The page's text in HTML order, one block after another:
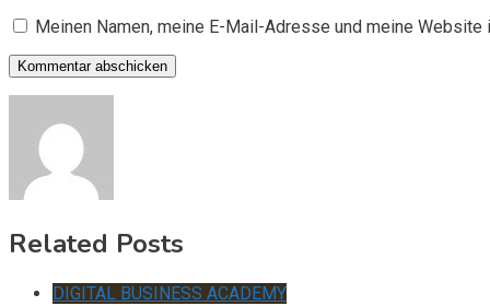
Meinen Namen, meine E-Mail-Adresse und meine
Related Posts
DIGITAL BUSINESS ACADEMY